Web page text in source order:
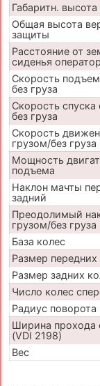
Габаритн. высота
Общая высота
защиты
Расстояние от
сиденья
Скорость
без груза
Скорость спуска
без груза
Скорость
грузом/без груза
Мощность
подъема
Наклон мачты
задний
Преодолимый
грузом/без груза
База колес
Размер передних
Размер задних
Число колес
Радиус поворота
Ширина прохода
(VDI 2198)
Вес